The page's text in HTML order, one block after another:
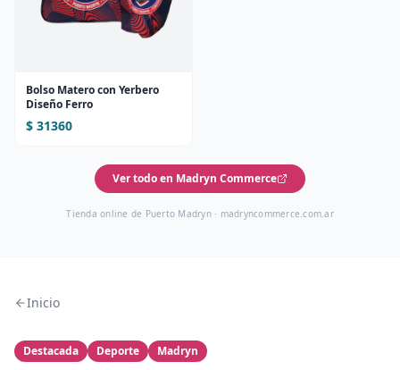
Bolso Matero con Yerbero
Diseño Ferro
$ 31360
Ver todo en Madryn Commerce
Tienda online de Puerto Madryn · madryncommerce.com.ar
Inicio
Destacada Deporte Madryn